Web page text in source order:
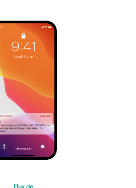
Flux de